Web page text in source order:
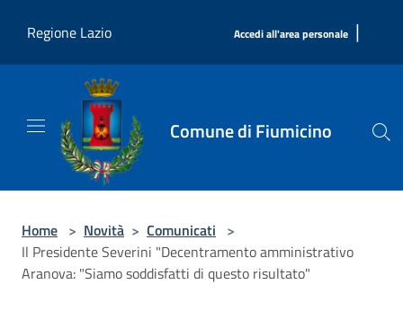
Regione Lazio
Accedi all'area personale |
Comune di Fiumicino
Home > Novità > Comunicati >
Il Presidente Severini "Decentramento amministrativo
Aranova: "Siamo soddisfatti di questo risultato"